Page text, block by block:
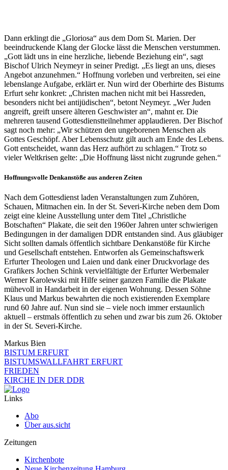
Dann erklingt die „Gloriosa“ aus dem Dom St. Marien. Der
beeindruckende Klang der Glocke lässt die Menschen verstummen.
„Gott lädt uns in eine herzliche, liebende Beziehung ein“, sagt
Bischof Ulrich Neymeyr in seiner Predigt. „Es liegt an uns, dieses
Angebot anzunehmen.“ Hoffnung vorleben und verbreiten, sei eine
lebenslange Aufgabe, erklärt er. Nun wird der Oberhirte des Bistums
Erfurt sehr konkret: „Christen machen nicht mit bei Hassreden,
besonders nicht bei antijüdischen“, betont Neymeyr. „Wer Juden
angreift, greift unsere älteren Geschwister an“, mahnt er. Die
mehreren tausend Gottesdienstteilnehmer applaudieren. Der Bischof
sagt noch mehr: „Wir schützen den ungeborenen Menschen als
Gottes Geschöpf. Aber Lebensschutz gilt auch am Ende des Lebens.
Gott entscheidet, wann das Herz aufhört zu schlagen.“ Trotz so
vieler Weltkrisen gelte: „Die Hoffnung lässt nicht zugrunde gehen.“
Hoffnungsvolle Denkanstöße aus anderen Zeiten
Nach dem Gottesdienst laden Veranstaltungen zum Zuhören,
Schauen, Mitmachen ein. In der St. Severi-Kirche neben dem Dom
zeigt eine kleine Ausstellung unter dem Titel „Christliche
Botschaften“ Plakate, die seit den 1960er Jahren unter schwierigen
Bedingungen in der damaligen DDR entstanden sind. Aus gläubiger
Sicht sollten damals öffentlich sichtbare Denkanstöße für Kirche
und Gesellschaft entstehen. Entworfen als Gemeinschaftswerk
Erfurter Theologen und Laien und dank einer Druckvorlage des
Grafikers Jochen Schink vervielfältigte der Erfurter Werbemaler
Werner Karolewski mit Hilfe seiner ganzen Familie die Plakate
mühevoll in Handarbeit in der eigenen Wohnung. Dessen Söhne
Klaus und Markus bewahrten die noch existierenden Exemplare
rund 60 Jahre auf. Nun sind sie – viele noch immer erstaunlich
aktuell – erstmals öffentlich zu sehen und zwar bis zum 26. Oktober
in der St. Severi-Kirche.
Markus Bien
BISTUM ERFURT
BISTUMSWALLFAHRT ERFURT
FRIEDEN
KIRCHE IN DER DDR
Links
Abo
Über aus.sicht
Zeitungen
Kirchenbote